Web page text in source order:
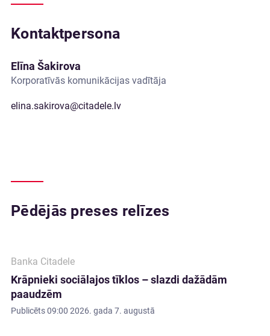
Kontaktpersona
Elīna Šakirova
Korporatīvās komunikācijas vadītāja
elina.sakirova@citadele.lv
Pēdējās preses relīzes
Banka Citadele
Krāpnieki sociālajos tīklos – slazdi dažādām
paaudzēm
Publicēts09:00 2026. gada 7. augustā